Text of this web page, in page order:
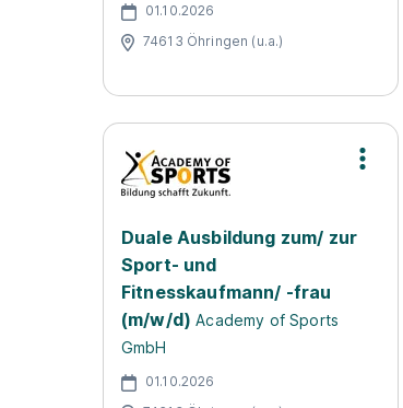
01.10.2026
74613 Öhringen (u.a.)
Duale Ausbildung zum/ zur
Sport- und
Fitnesskaufmann/ -frau
(m/w/d) Academy of Sports
GmbH
01.10.2026